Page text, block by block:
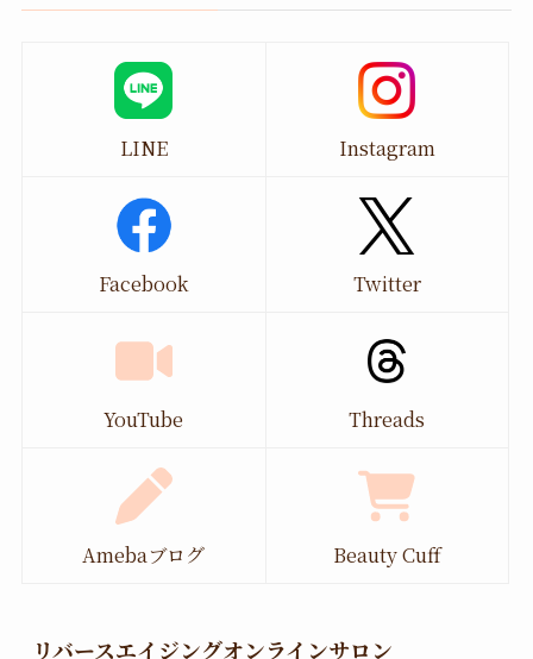
LINE Instagram
Facebook Twitter
YouTube Threads
Amebaブログ Beauty Cuff
リバースエイジングオンラインサロン